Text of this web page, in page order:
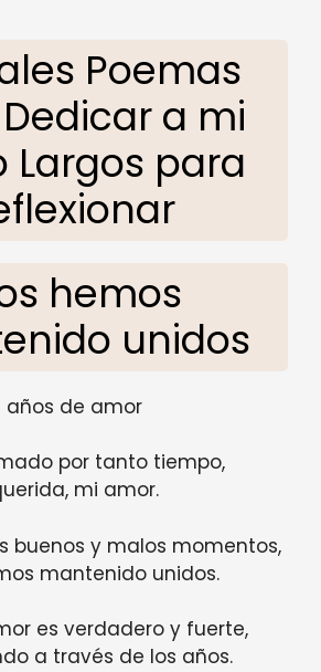
Poemas
a mi
Largos para
hemos
unidos
años de amor
por tanto tiempo,
mi amor.
buenos y malos momentos,
mantenido unidos.
es verdadero y fuerte,
a través de los años.